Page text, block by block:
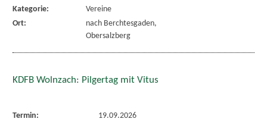
Kategorie:
Vereine
Ort:
nach Berchtesgaden,
Obersalzberg
KDFB Wolnzach: Pilgertag mit Vitus
Termin:
19.09.2026